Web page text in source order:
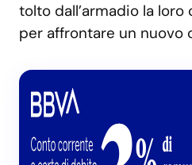
tolto dall’armadio la
per affrontare un nuovo